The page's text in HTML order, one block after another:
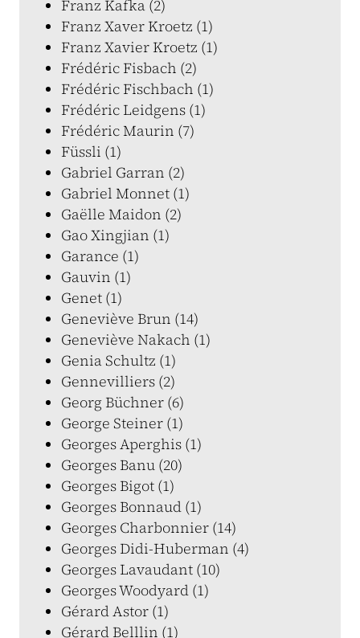
Franz Kafka (2)
Franz Xaver Kroetz (1)
Franz Xavier Kroetz (1)
Frédéric Fisbach (2)
Frédéric Fischbach (1)
Frédéric Leidgens (1)
Frédéric Maurin (7)
Füssli (1)
Gabriel Garran (2)
Gabriel Monnet (1)
Gaëlle Maidon (2)
Gao Xingjian (1)
Garance (1)
Gauvin (1)
Genet (1)
Geneviève Brun (14)
Geneviève Nakach (1)
Genia Schultz (1)
Gennevilliers (2)
Georg Büchner (6)
George Steiner (1)
Georges Aperghis (1)
Georges Banu (20)
Georges Bigot (1)
Georges Bonnaud (1)
Georges Charbonnier (14)
Georges Didi-Huberman (4)
Georges Lavaudant (10)
Georges Woodyard (1)
Gérard Astor (1)
Gérard Belllin (1)